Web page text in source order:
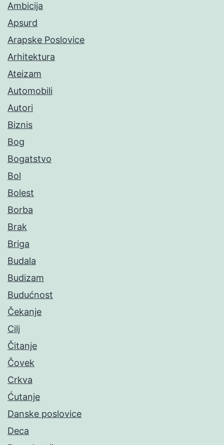
Ambicija
Apsurd
Arapske Poslovice
Arhitektura
Ateizam
Automobili
Autori
Biznis
Bog
Bogatstvo
Bol
Bolest
Borba
Brak
Briga
Budala
Budizam
Budućnost
Čekanje
Cilj
Čitanje
Čovek
Crkva
Ćutanje
Danske poslovice
Deca